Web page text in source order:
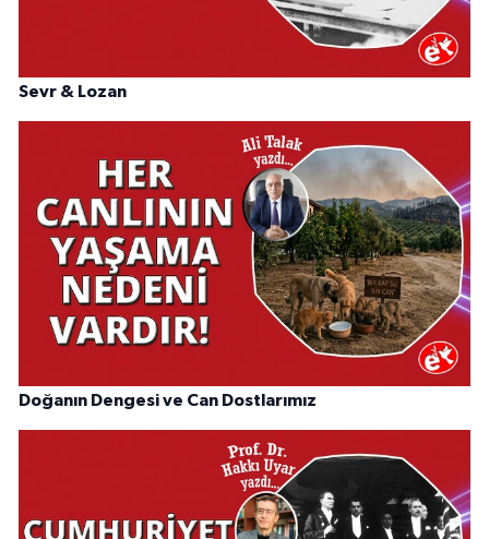
Sevr & Lozan
Doğanın Dengesi ve Can Dostlarımız